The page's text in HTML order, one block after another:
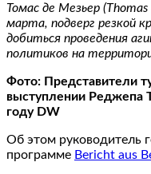
Томас де Мезьер
марта, подверг резкой
добиться проведения
политиков на
Фото: Представители
выступлении Реджепа
году DW
Об этом руководитель
программе Bericht aus